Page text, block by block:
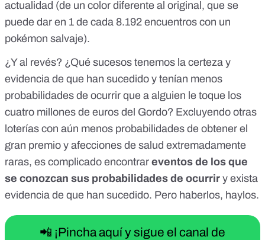
actualidad (de un color diferente al original, que se
puede dar en 1 de cada 8.192 encuentros con un
pokémon salvaje).
¿Y al revés? ¿Qué sucesos tenemos la certeza y
evidencia de que han sucedido y tenían menos
probabilidades de ocurrir que a alguien le toque los
cuatro millones de euros del Gordo? Excluyendo otras
loterías con aún menos probabilidades de obtener el
gran premio y afecciones de salud extremadamente
raras, es complicado encontrar eventos de los que
se conozcan sus probabilidades de ocurrir y exista
evidencia de que han sucedido. Pero haberlos, haylos.
📲 ¡Pincha aquí y sigue el canal de